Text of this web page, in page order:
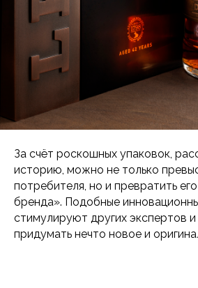
За счёт роскошных упаковок,
историю, можно не только
потребителя, но и превратить
бренда». Подобные
стимулируют других экспертов
придумать нечто новое и